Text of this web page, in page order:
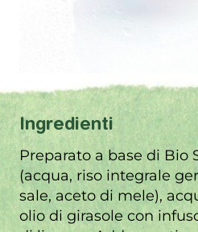
Ingredienti
Preparato a base di Bio
(acqua, riso integrale
sale, aceto di mele),
olio di girasole con